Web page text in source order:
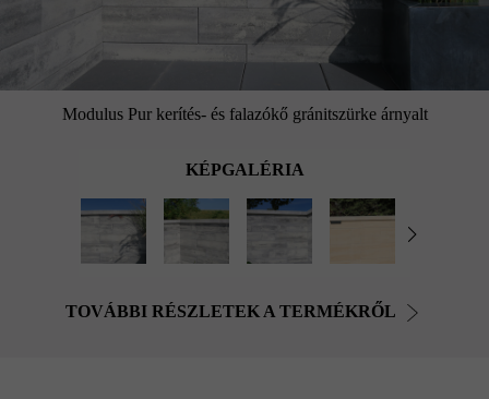
Modulus Pur kerítés- és falazókő gránitszürke árnyalt
KÉPGALÉRIA
TOVÁBBI RÉSZLETEK A TERMÉKRŐL